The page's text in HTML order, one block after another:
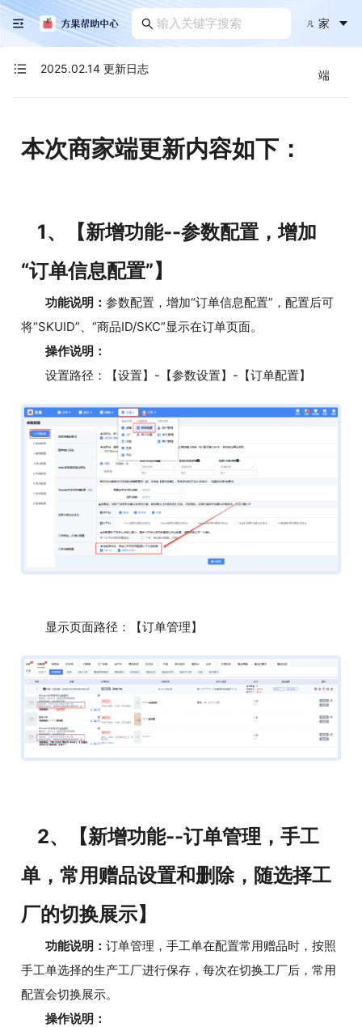
家
端
2025.02.14 更新日志
本次商家端更新内容如下：
1、【新增功能--参数配置，增加
“订单信息配置”】
功能说明： 参数配置，增加“订单信息配置”，配置后可
将“SKUID”、“商品ID/SKC”显示在订单页面。
操作说明：
设置路径：【设置】-【参数设置】-【订单配置】
显示页面路径：【订单管理】
2、【新增功能--订单管理，手工
单，常用赠品设置和删除，随选择工
厂的切换展示】
功能说明： 订单管理，手工单在配置常用赠品时，按照
手工单选择的生产工厂进行保存，每次在切换工厂后，常用
配置会切换展示。
操作说明：